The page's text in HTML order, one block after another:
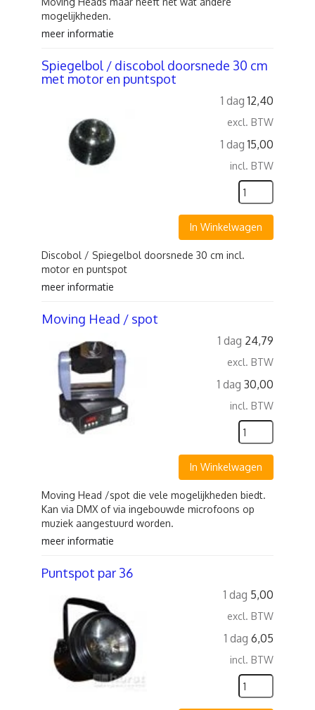
mogelijkheden.
meer informatie
Spiegelbol / discobol doorsnede 30 cm
met motor en puntspot
1 dag 12,40
excl. BTW
1 dag 15,00
incl. BTW
In Winkelwagen
Discobol / Spiegelbol doorsnede 30 cm incl.
motor en puntspot
meer informatie
Moving Head / spot
1 dag 24,79
excl. BTW
1 dag 30,00
incl. BTW
In Winkelwagen
Moving Head /spot die vele mogelijkheden biedt.
Kan via DMX of via ingebouwde microfoons op
muziek aangestuurd worden.
meer informatie
Puntspot par 36
1 dag 5,00
excl. BTW
1 dag 6,05
incl. BTW